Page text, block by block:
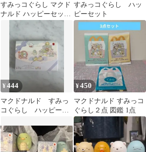
すみっコぐらし マクド
ナルド ハッピーセット
ぬいぐるみ
すみっコぐらし ハッ
ピーセット
¥444
マクドナルド すみっ
コぐらし ハッピーセ
¥450
マクドナルド すみっコ
ぐらし２点 図鑑 1点